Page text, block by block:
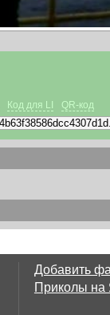
Код для LI QR-код
Добавить
Приколы